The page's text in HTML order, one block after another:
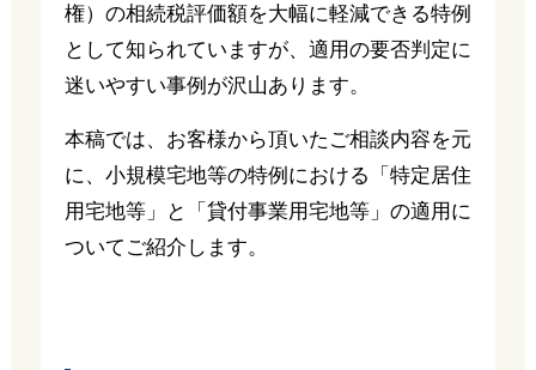
権）の相続税評価額を大幅に軽減できる特例
として知られていますが、適用の要否判定に
迷いやすい事例が沢山あります。
本稿では、お客様から頂いたご相談内容を元
に、小規模宅地等の特例における「特定居住
用宅地等」と「貸付事業用宅地等」の適用に
ついてご紹介します。